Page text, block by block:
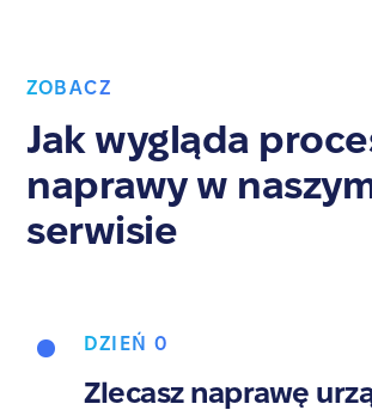
ZOBACZ
Jak wygląda
naprawy w
serwisie
DZIEŃ 0
Zlecasz naprawę